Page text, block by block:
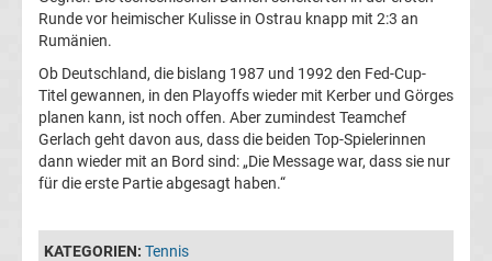
News
Boxen
Runde vor heimischer Kulisse in Ostrau knapp mit 2:3 an
Rumänien.
Ob Deutschland, die bislang 1987 und 1992 den Fed-Cup-
Titel gewannen, in den Playoffs wieder mit Kerber und Görges
planen kann, ist noch offen. Aber zumindest Teamchef
Gerlach geht davon aus, dass die beiden Top-Spielerinnen
dann wieder mit an Bord sind: „Die Message war, dass sie nur
für die erste Partie abgesagt haben.“
KATEGORIEN: Tennis